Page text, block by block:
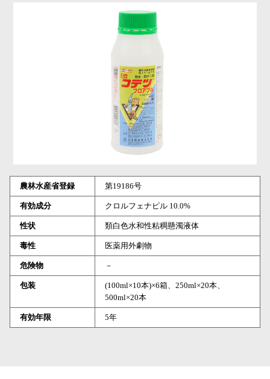
農林水産省登録 第19186号
有効成分 クロルフェナピル 10.0%
性状 類白色水和性粘稠懸濁液体
毒性 医薬用外劇物
危険物 －
包装
(100ml×10本)×6箱、250ml×20本、
500ml×20本
有効年限 5年